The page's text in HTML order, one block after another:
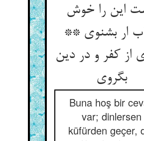
این را خوش
ار بشنوی **
از کفر و در دین
Buna hoş bir
var; dinlersen
küfürden geçer,